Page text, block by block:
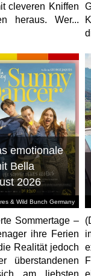
cleveren Kniffen
heraus. Wer...
& Wild Bunch Germany
emotionale
Bella
2026
Sommertage –
ihre Ferien
Realität jedoch
überstandenen
am liebsten